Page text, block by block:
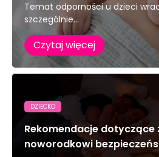
Temat odporności u dzieci
szczególnie...
Czytaj więcej
DZIECKO
Rekomendacje dotyczące
noworodkowi